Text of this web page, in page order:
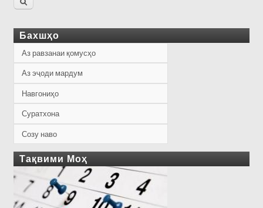
Бахшҳо
Аз равзанаи қомусҳо
Аз эҷоди мардум
Навгониҳо
Суратхона
Созу наво
Тақвими Моҳ